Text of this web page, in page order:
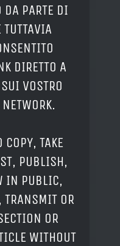
DA PARTE DI
DIRETTO A
VOSTRO
TAKE
PUBLISH,
IN PUBLIC,
TRANSMIT OR
OR
WITHOUT